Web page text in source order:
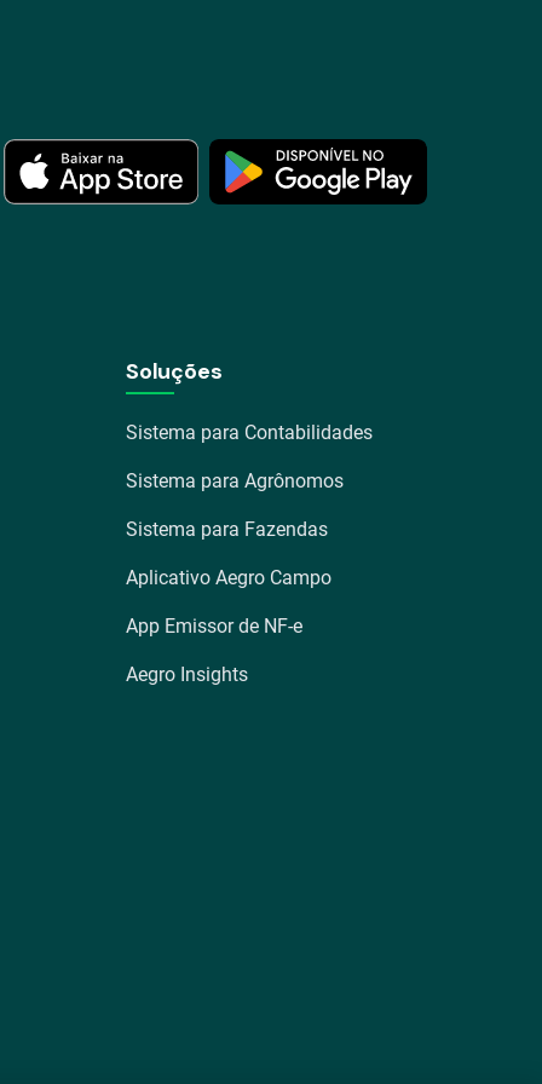
Soluções
Sistema para Contabilidades
Sistema para Agrônomos
Sistema para Fazendas
Aplicativo Aegro Campo
App Emissor de NF-e
Aegro Insights